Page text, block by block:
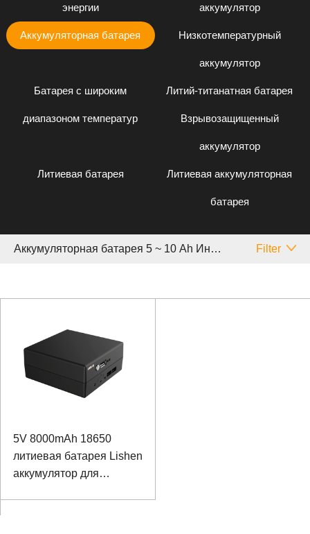
энергии аккумулятор
Аккумуляторная батарея Низкотемпературный
аккумулятор
Батарея с широким
диапазоном температур
Литий-титанатная батарея
Взрывозащищенный
аккумулятор
Литиевая батарея Литиевая аккумуляторная
батарея
Аккумуляторная батарея 5 ~ 10 Аh Инструмент Filter
5V 8000mAh 18650
литиевая батарея Lishen
аккумулятор для